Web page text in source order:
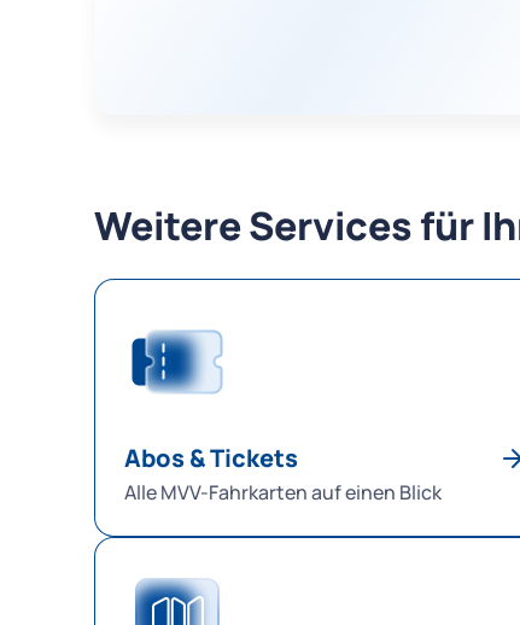
Weitere Services für
Abos & Tickets
Alle MVV-Fahrkarten auf einen Blick